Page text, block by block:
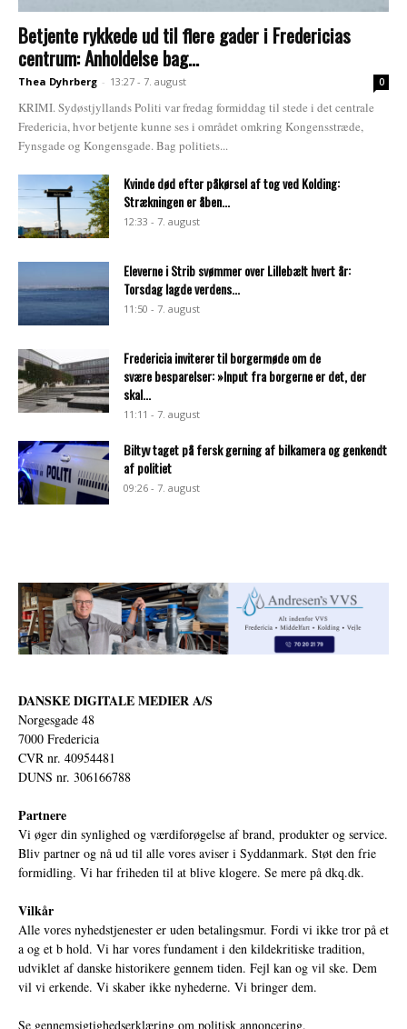
Betjente rykkede ud til flere gader i Fredericias
centrum: Anholdelse bag...
Thea Dyhrberg - 13:27 - 7. august 0
KRIMI. Sydøstjyllands Politi var fredag formiddag til stede i det centrale
Fredericia, hvor betjente kunne ses i området omkring Kongensstræde,
Fynsgade og Kongensgade. Bag politiets...
Kvinde død efter påkørsel af tog ved Kolding:
Strækningen er åben...
12:33 - 7. august
Eleverne i Strib svømmer over Lillebælt hvert år:
Torsdag lagde verdens...
11:50 - 7. august
Fredericia inviterer til borgermøde om de
svære besparelser: »Input fra borgerne er det, der
skal...
11:11 - 7. august
Biltyv taget på fersk gerning af bilkamera og genkendt
af politiet
09:26 - 7. august
DANSKE DIGITALE MEDIER A/S
Norgesgade 48
7000 Fredericia
CVR nr. 40954481
DUNS nr. 306166788
Partnere
Vi øger din synlighed og værdiforøgelse af brand, produkter og service.
Bliv partner og nå ud til alle vores aviser i Syddanmark. Støt den frie
formidling. Vi har friheden til at blive klogere. Se mere på dkq.dk.
Vilkår
Alle vores nyhedstjenester er uden betalingsmur. Fordi vi ikke tror på et
a og et b hold. Vi har vores fundament i den kildekritiske tradition,
udviklet af danske historikere gennem tiden. Fejl kan og vil ske. Dem
vil vi erkende. Vi skaber ikke nyhederne. Vi bringer dem.
Se gennemsigtighedserklæring om politisk annoncering.